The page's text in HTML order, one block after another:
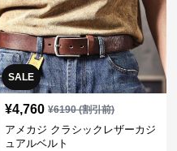
SALE
¥4,760 ¥6190(割引前)
アメカジ クラシックレザーカジ
ュアルベルト